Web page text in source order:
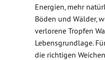
Energien, mehr
Böden und Wälder,
verlorene Tropfen
Lebensgrundlage.
die richtigen